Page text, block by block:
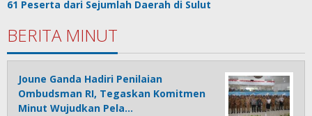
61 Peserta dari Sejumlah Daerah di Sulut
BERITA MINUT
Joune Ganda Hadiri Penilaian
Ombudsman RI, Tegaskan Komitmen
Minut Wujudkan Pela…